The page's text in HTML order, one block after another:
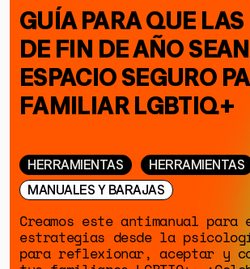
GUÍA PARA QUE LAS
DE FIN DE AÑO
ESPACIO SEGURO
FAMILIAR LGBTIQ+
HERRAMIENTAS
HERRAMIENTAS
MANUALES Y BARAJAS
Creamos este antimanual para
estrategias desde la
para reflexionar, aceptar y